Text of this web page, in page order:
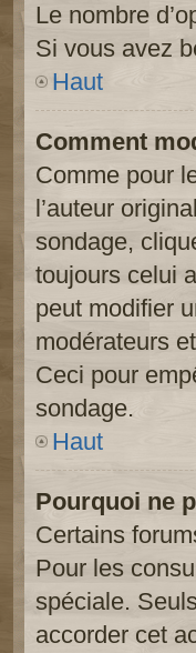
Le nombre
Si vous avez
Haut
Comment
Comme pour
l’auteur
sondage,
toujours celui
peut modifier
modérateurs
Ceci pour
sondage.
Haut
Pourquoi ne
Certains
Pour les
spéciale.
accorder cet